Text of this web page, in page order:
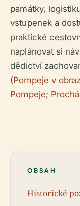
památky,
vstupenek a
praktické
naplánovat si
dědictví
(Pompeje v
Pompeje;
OBSAH
Historické